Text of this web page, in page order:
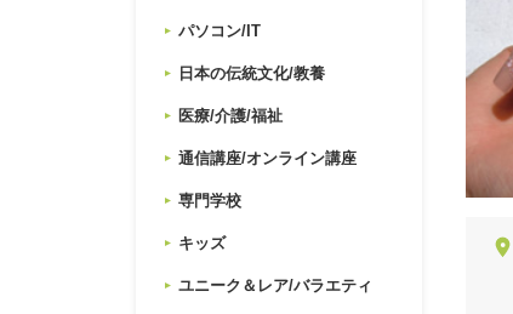
パソコン/IT
日本の伝統文化/教養
医療/介護/福祉
通信講座/オンライン講座
専門学校
キッズ
ユニーク＆レア/バラエティ